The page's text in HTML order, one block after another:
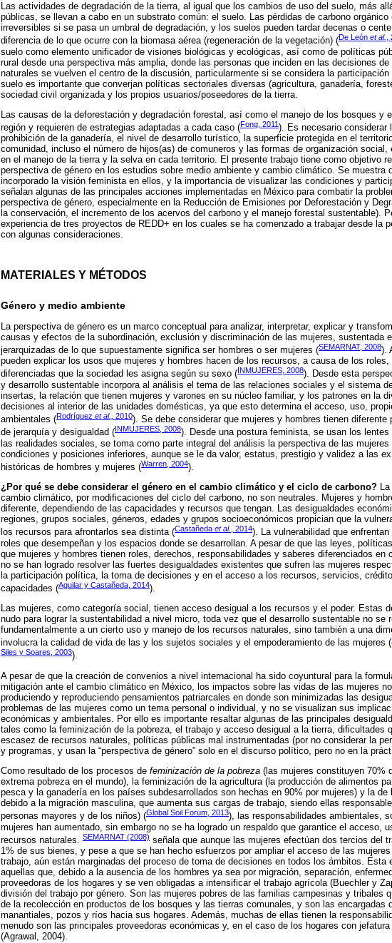
Las actividades de degradación de la tierra, al igual que los cambios de uso del suelo, más
públicas, se llevan a cabo en un substrato común: el suelo. Las pérdidas de carbono
irreversibles si se pasa un umbral de degradación, y los suelos pueden tardar decenas o
diferencia de lo que ocurre con la biomasa aérea (regeneración de la vegetación) (De León et al.
suelo como elemento unificador de visiones biológicas y ecológicas, así como de políticas
rural desde una perspectiva más amplia, donde las personas que inciden en las decisiones
naturales se vuelven el centro de la discusión, particularmente si se considera la
suelo es importante que converjan políticas sectoriales diversas (agricultura, ganadería,
sociedad civil organizada y los propios usuarios/poseedores de la tierra.
Las causas de la deforestación y degradación forestal, así como el manejo de los bosques y
región y requieren de estrategias adaptadas a cada caso (Fong, 2011). Es necesario
prohibición de la ganadería, el nivel de desarrollo turístico, la superficie protegida en el
comunidad, incluso el número de hijos(as) de comuneros y las formas de organización
en el manejo de la tierra y la selva en cada territorio. El presente trabajo tiene como objetivo
perspectiva de género en los estudios sobre medio ambiente y cambio climático. Se muestra
incorporado la visión feminista en ellos, y la importancia de visualizar las condiciones y
señalan algunas de las principales acciones implementadas en México para combatir la
perspectiva de género, especialmente en la Reducción de Emisiones por Deforestación y
la conservación, el incremento de los acervos del carbono y el manejo forestal sustentable).
experiencia de tres proyectos de REDD+ en los cuales se ha comenzado a trabajar desde la
con algunas consideraciones.
MATERIALES Y MÉTODOS
Género y medio ambiente
La perspectiva de género es un marco conceptual para analizar, interpretar, explicar y
causas y efectos de la subordinación, exclusión y discriminación de las mujeres, sustentada
jerarquizadas de lo que supuestamente significa ser hombres o ser mujeres (SEMARNAT, 2008).
pueden explicar los usos que mujeres y hombres hacen de los recursos, a causa de los
diferenciadas que la sociedad les asigna según su sexo ( INMUJERES, 2008). Desde esta
y desarrollo sustentable incorpora al análisis el tema de las relaciones sociales y el sistema
insertas, la relación que tienen mujeres y varones en su núcleo familiar, y los patrones en la
decisiones al interior de las unidades domésticas, ya que esto determina el acceso, uso,
ambientales (Rodríguez et al., 2010). Se debe considerar que mujeres y hombres tienen diferente
de jerarquía y desigualdad (INMUJERES, 2008). Desde una postura feminista, se usan los
las realidades sociales, se toma como parte integral del análisis la perspectiva de las
condiciones y posiciones inferiores, aunque se le da valor, estatus, prestigio y validez a las
históricas de hombres y mujeres (Warren, 2004).
¿Por qué se debe considerar el género en el cambio climático y el ciclo de carbono?
cambio climático, por modificaciones del ciclo del carbono, no son neutrales. Mujeres y
diferente, dependiendo de las capacidades y recursos que tengan. Las desigualdades
regiones, grupos sociales, géneros, edades y grupos socioeconómicos propician que la
los recursos para afrontarlos sea distinta (Castañeda et al. , 2014). La vulnerabilidad que
roles que desempeñan y los espacios donde se desarrollan. A pesar de que las leyes,
que mujeres y hombres tienen roles, derechos, responsabilidades y saberes diferenciados en
no se han logrado resolver las fuertes desigualdades existentes que sufren las mujeres
la participación política, la toma de decisiones y en el acceso a los recursos, servicios,
capacidades (Aguilar y Castañeda, 2014).
Las mujeres, como categoría social, tienen acceso desigual a los recursos y el poder. Estas
nudo para lograr la sustentabilidad a nivel micro, toda vez que el desarrollo sustentable no se
fundamentalmente a un cierto uso y manejo de los recursos naturales, sino también a una
involucra la calidad de vida de las y los sujetos sociales y el empoderamiento de las mujeres (
Siles y Soares, 2003).
A pesar de que la creación de convenios a nivel internacional ha sido coyuntural para la
mitigación ante el cambio climático en México, los impactos sobre las vidas de las mujeres
produciendo y reproduciendo pensamientos patriarcales en donde son minimizadas las
problemas de las mujeres como un tema personal o individual, y no se visualizan sus
económicas y ambientales. Por ello es importante resaltar algunas de las principales
tales como la feminización de la pobreza, el trabajo y acceso desigual a la tierra, dificultades
escasez de recursos naturales, políticas públicas mal instrumentadas (por no considerar la
y programas, y usan la “perspectiva de género” solo en el discurso político, pero no en la
Como resultado de los procesos de feminización de la pobreza (las mujeres constituyen 70%
extrema pobreza en el mundo), la feminización de la agricultura (la producción de alimentos
pesca y la ganadería en los países subdesarrollados son hechas en 90% por mujeres) y la
debido a la migración masculina, que aumenta sus cargas de trabajo, siendo ellas
personas mayores y de los niños) (Global Soil Forum, 2013), las responsabilidades ambientales,
mujeres han aumentado, sin embargo no se ha logrado un respaldo que garantice el acceso,
recursos naturales. SEMARNAT (2008) señala que aunque las mujeres efectúan dos tercios del
1% de sus bienes, y pese a que se han hecho esfuerzos por ampliar el acceso de las
trabajo, aún están marginadas del proceso de toma de decisiones en todos los ámbitos. Esta
aquellas que, debido a la ausencia de los hombres ya sea por migración, separación,
proveedoras de los hogares y se ven obligadas a intensificar el trabajo agrícola (Buechler y
división del trabajo por género. Son las mujeres pobres de las familias campesinas y tribales
de la recolección en productos de los bosques y las tierras comunales, y son las encargadas
manantiales, pozos y ríos hacia sus hogares. Además, muchas de ellas tienen la
menudo son las principales proveedoras económicas y, en el caso de los hogares con
(Agrawal, 2004).